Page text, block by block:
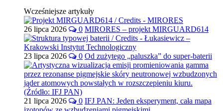
Wcześniejsze artykuły
26 lipca 2026 0 MIRORES – projekt MIRGUARD614
23 lipca 2026 0 Od zużytego „paluszka” do super-baterii
21 lipca 2026 0 IFJ PAN: Jeden eksperyment, cała mapa